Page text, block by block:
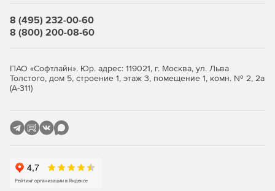
8 (495) 232-00-60
8 (800) 200-08-60
ПАО «Софтлайн». Юр. адрес: 119021, г. Москва, ул. Льва
Толстого, дом 5, строение 1, этаж 3, помещение 1, комн. № 2, 2а
(А-311)